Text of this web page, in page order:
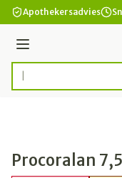
Ga naar de inhoud
Apothekersadvies
Menu
Product, merk,
Procoralan